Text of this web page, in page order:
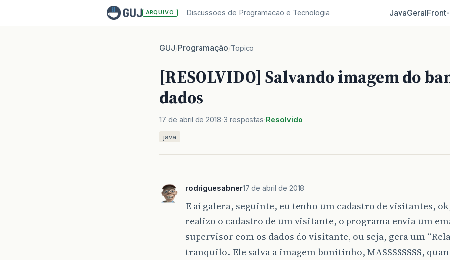
ARQUIVO Discussoes de Programacao e Tecnologia JavaGeral
GUJ/Programação/Topico
[RESOLVIDO] Salvando imagem do
dados
17 de abril de 2018 3 respostas Resolvido
java
rodriguesabner17 de abril de 2018
E aí galera, seguinte, eu tenho um cadastro de visitantes,
realizo o cadastro de um visitante, o programa envia um
supervisor com os dados do visitante, ou seja, gera um
tranquilo. Ele salva a imagem bonitinho, MASSSSSSSS,